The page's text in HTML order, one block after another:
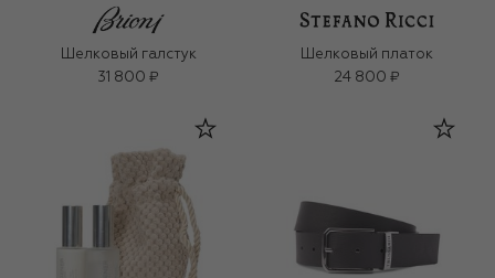
Шелковый галстук
31 800 ₽
Шелковый платок
24 800 ₽